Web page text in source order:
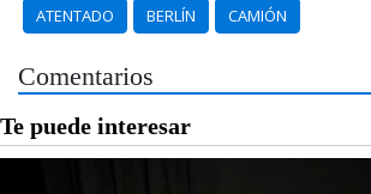
ATENTADO BERLÍN CAMIÓN
Comentarios